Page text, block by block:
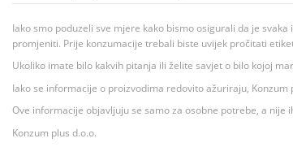
Iako smo poduzeli sve mjere kako bismo osigurali da je
promjeniti. Prije konzumacije trebali biste uvijek pročitati
Ukoliko imate bilo kakvih pitanja ili želite savjet o bilo kojoj
Iako se informacije o proizvodima redovito ažuriraju,
Ove informacije objavljuju se samo za osobne potrebe, a
Konzum plus d.o.o.